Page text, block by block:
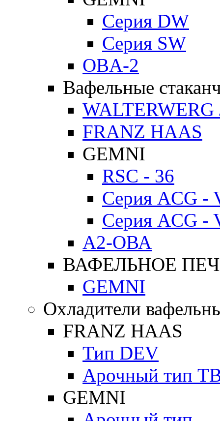
Серия DW
Серия SW
OBA-2
Вафельные
WALTERWERG
FRANZ HAAS
GEMNI
RSC - 36
Серия ACG -
Серия ACG -
А2-ОВА
ВАФЕЛЬНОЕ
GEMNI
Охладители
FRANZ HAAS
Тип DEV
Арочный тип
GEMNI